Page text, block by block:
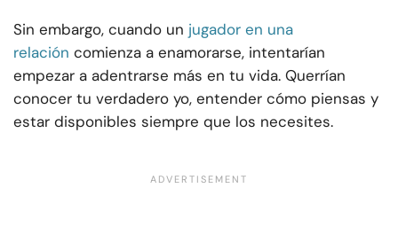
Sin embargo, cuando un jugador en una
relación comienza a enamorarse, intentarían
empezar a adentrarse más en tu vida. Querrían
conocer tu verdadero yo, entender cómo piensas y
estar disponibles siempre que los necesites.